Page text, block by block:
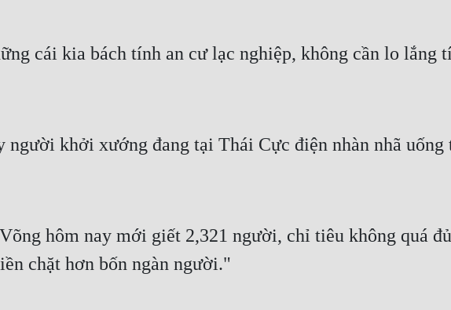
cái kia bách tính an cư lạc nghiệp, không cần lo lắng
người khởi xướng đang tại Thái Cực điện nhàn nhã
hôm nay mới giết 2,321 người, chỉ tiêu không quá
chặt hơn bốn ngàn người."